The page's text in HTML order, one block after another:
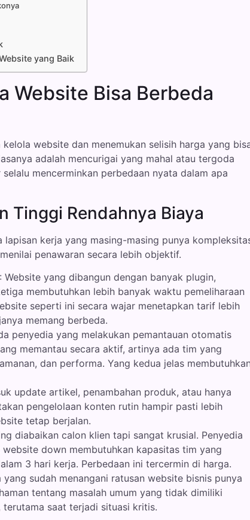
yang Baik
Website Bisa Berbeda
website dan menemukan selisih harga yang
adalah mencurigai yang mahal atau tergoda
mencerminkan perbedaan nyata dalam apa
Tinggi Rendahnya Biaya
kerja yang masing-masing punya
penawaran secara lebih objektif.
: Website yang dibangun dengan banyak plugin,
membutuhkan lebih banyak waktu pemeliharaan
seperti ini secara wajar menetapkan tarif lebih
memang berbeda.
penyedia yang melakukan pemantauan otomatis
memantau secara aktif, artinya ada tim yang
dan performa. Yang kedua jelas
update artikel, penambahan produk, atau hanya
pengelolaan konten rutin hampir pasti lebih
tetap berjalan.
diabaikan calon klien tapi sangat krusial. Penyedia
down membutuhkan kapasitas tim yang
3 hari kerja. Perbedaan ini tercermin di harga.
yang sudah menangani ratusan website bisnis punya
tentang masalah umum yang tidak dimiliki
terutama saat terjadi situasi kritis.